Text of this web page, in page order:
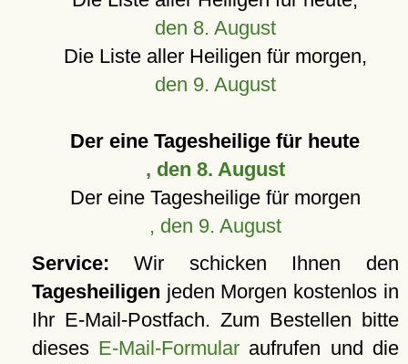
den 8. August
Die Liste aller Heiligen für morgen,
den 9. August
Der eine Tagesheilige für heute
, den 8. August
Der eine Tagesheilige für morgen
, den 9. August
Service: Wir schicken Ihnen den
Tagesheiligen jeden Morgen kostenlos in
Ihr E-Mail-Postfach. Zum Bestellen bitte
dieses E-Mail-Formular aufrufen und die